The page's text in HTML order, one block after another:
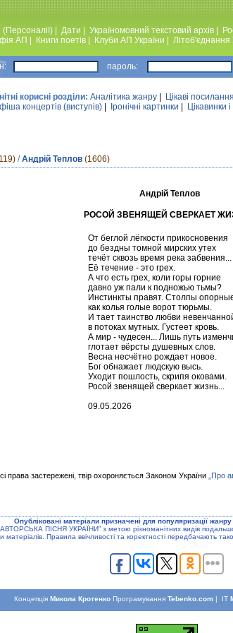
Дати Україномовний текстовий архiв
АП Книги поетiв Клуби АП України Лiтоб'єднання
пароль:
корисні розділи: Аналiтика жанру Цікаві посилання
концертів (виступів) Iронiчнi картинки Цікавинки
/Андрій Теплов (1606)
Андрій Теплов
РОСОЙ ЗВЕНЯЩЕЙ СВЕРКАЕТ
От беглой лёгкости прикосновения
до бездны томной мирских утех
течёт сквозь время река забвения...
Её течение - это грех.
А что есть грех, коли горы горние
давно уж пали к подножью тьмы?
Инстинкты правят. Столпы
как колья голые ворот тюрьмы.
И тает таинство любви
в потоках мутных. Густеет кровь.
А мир - чудесен... Лишь путь
глотает вёрсты душевных слов.
Весна несчётно рождает новое.
Бог обнажает людскую высь.
Уходит пошлость, скрипя оковами.
Росой звенящей сверкает жизнь...
09.05.2026
права застережені, твір охороняється Законом України „Про
Опублiкованi матерiали призначенi для популяризацiї жанру
ПIСНЯ УКРАЇНИ” з метою рiзноманiтних видiв
матерiалiв. Правила ввiчливостi та коректностi передбачають
Концепцiя Микола КротенкоПрограмування Tebenko.com| IT